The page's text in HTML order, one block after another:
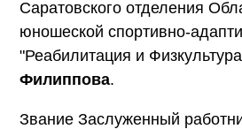
Саратовского отделения
юношеской спортивно-
"Реабилитация и
Филиппова.
Звание Заслуженный